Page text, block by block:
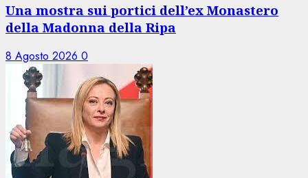
Una mostra sui portici dell’ex Monastero
della Madonna della Ripa
8 Agosto 2026 0